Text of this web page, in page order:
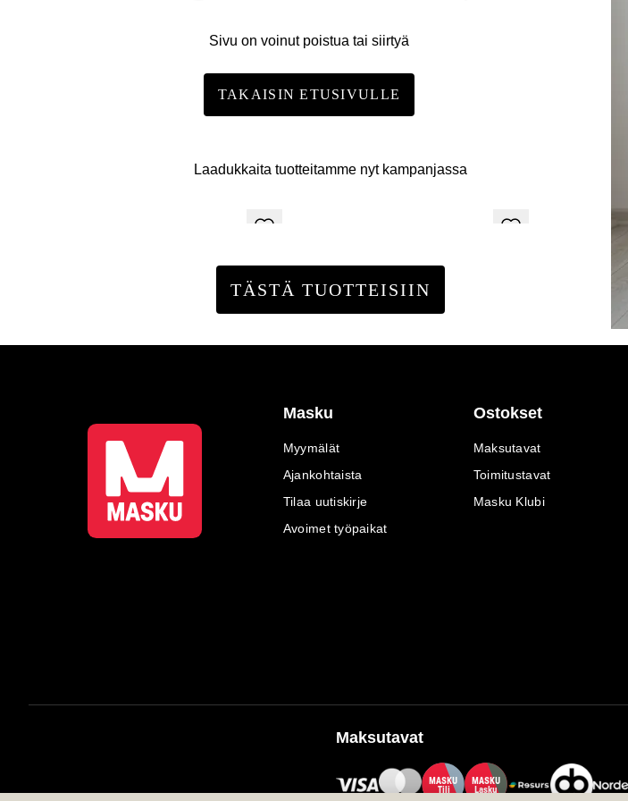
Sivu on voinut poistua tai siirtyä
TAKAISIN ETUSIVULLE
Laadukkaita tuotteitamme nyt kampanjassa
TÄSTÄ TUOTTEISIIN
Masku
Myymälät
Ajankohtaista
Tilaa uutiskirje
Avoimet työpaikat
Ostokset
Maksutavat
Toimitustavat
Masku Klubi
Maksutavat
MASKU
Tili
MASKU
Lasku